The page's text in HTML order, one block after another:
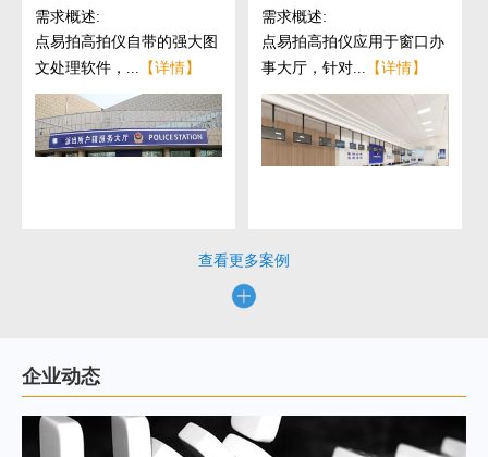
需求概述:
点易拍高拍仪自带的强大图
文处理软件，... 【详情】
需求概述:
点易拍高拍仪应用于窗口办
事大厅，针对... 【详情】
查看更多案例
企业动态